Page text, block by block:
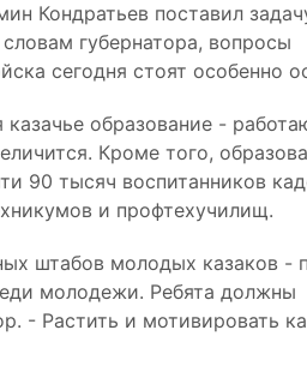
Кондратьев поставил
губернатора, вопросы
сегодня стоят особенно
образование -
Кроме того,
90 тысяч воспитанников
и профтехучилищ.
штабов молодых казаков -
молодежи. Ребята должны
- Растить и мотивировать